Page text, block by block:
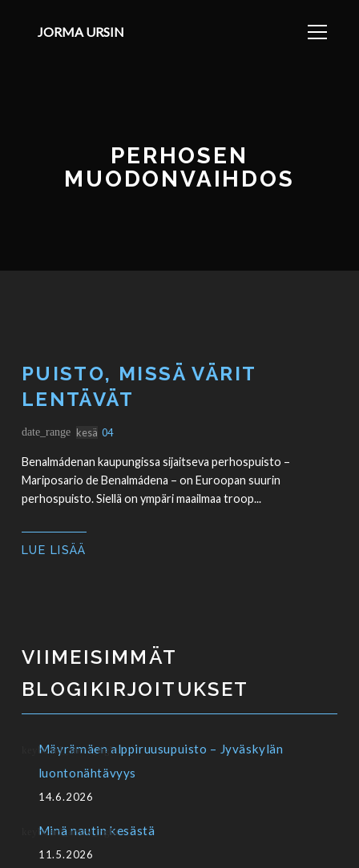
JORMA URSIN
PERHOSEN
MUODONVAIHDOS
PUISTO, MISSÄ VÄRIT
LENTÄVÄT
date_range kesä 04
Benalmádenan kaupungissa sijaitseva perhospuisto –
Mariposario de Benalmádena – on Euroopan suurin
perhospuisto. Siellä on ympäri maailmaa troop...
LUE LISÄÄ
VIIMEISIMMÄT
BLOGIKIRJOITUKSET
Mäyrämäen alppiruusupuisto – Jyväskylän
luontonähtävyys
14.6.2026
Minä nautin kesästä
11.5.2026